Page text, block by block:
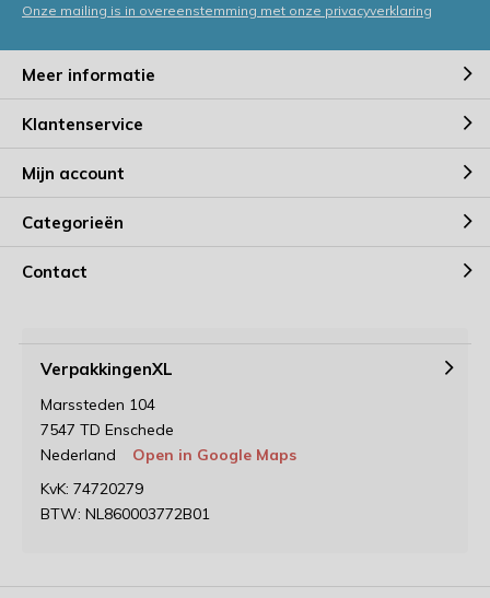
Onze mailing is in overeenstemming met onze privacyverklaring
Meer informatie
Klantenservice
Mijn account
Categorieën
Contact
VerpakkingenXL
Marssteden 104
7547 TD Enschede
Nederland
Open in Google Maps
KvK: 74720279
BTW: NL860003772B01